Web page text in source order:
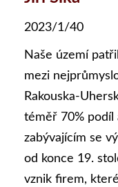
2023/1/40
Naše území
mezi
Rakouska-
téměř 70% podíl
zabývajícím se
od konce 19.
vznik firem,